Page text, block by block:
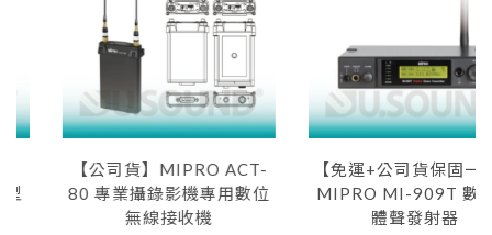
【公司貨】MIPRO ACT-
80 專業攝錄影機專用數位
無線接收機
【免運+公司貨保固一年】
MIPRO MI-909T 數位立
體聲發射器